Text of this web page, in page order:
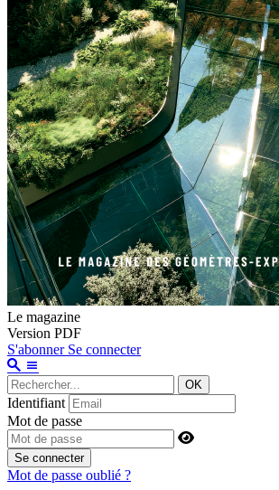
Le magazine
Version PDF
S'abonner Se connecter
OK
Identifiant
Mot de passe
Se connecter
Mot de passe oublié ?